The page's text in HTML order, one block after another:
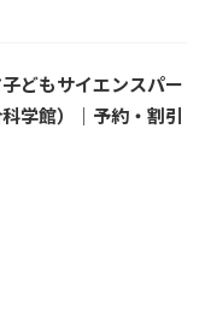
どもサイエンスパー
学館）｜予約・割引